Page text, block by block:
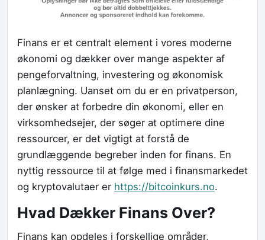
Finans er et centralt element i vores moderne
økonomi og dækker over mange aspekter af
pengeforvaltning, investering og økonomisk
planlægning. Uanset om du er en privatperson,
der ønsker at forbedre din økonomi, eller en
virksomhedsejer, der søger at optimere dine
ressourcer, er det vigtigt at forstå de
grundlæggende begreber inden for finans. En
nyttig ressource til at følge med i finansmarkedet
og kryptovalutaer er https://bitcoinkurs.no.
Hvad Dækker Finans Over?
Finans kan opdeles i forskellige områder,